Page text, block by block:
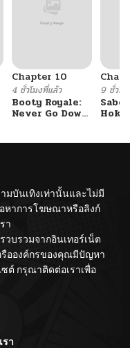
Chapter 10
4 ชั่วโมงที่แล้ว
Booty Royale:
Never Go Down
9 ชั่วโม
มบันเทิงเท่านั้นและไม่มี
หาการโฆษณาหรือลิงก์
า
บรวมจากอินเทอร์เน็ต
รือองค์กรของคุณมีปัญหา
ต์ กรุณาติดต่อเราเพื่อ
รา